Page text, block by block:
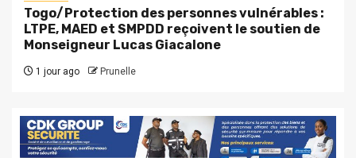
Togo/Protection des personnes vulnérables :
LTPE, MAED et SMPDD reçoivent le soutien de
Monseigneur Lucas Giacalone
1 jour ago Prunelle